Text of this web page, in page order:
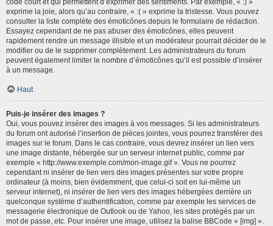
exprime la joie, alors qu’au contraire, « :( » exprime la tristesse. Vous pouvez
consulter la liste complète des émoticônes depuis le formulaire de rédaction.
Essayez cependant de ne pas abuser des émoticônes, elles peuvent
rapidement rendre un message illisible et un modérateur pourrait décider de le
modifier ou de le supprimer complètement. Les administrateurs du forum
peuvent également limiter le nombre d’émoticônes qu’il est possible d’insérer
à un message.
Haut
Puis-je insérer des images ?
Oui, vous pouvez insérer des images à vos messages. Si les administrateurs
du forum ont autorisé l’insertion de pièces jointes, vous pourrez transférer des
images sur le forum. Dans le cas contraire, vous devrez insérer un lien vers
une image distante, hébergée sur un serveur internet public, comme par
exemple « http://www.exemple.com/mon-image.gif ». Vous ne pourrez
cependant ni insérer de lien vers des images présentes sur votre propre
ordinateur (à moins, bien évidemment, que celui-ci soit en lui-même un
serveur internet), ni insérer de lien vers des images hébergées derrière un
quelconque système d’authentification, comme par exemple les services de
messagerie électronique de Outlook ou de Yahoo, les sites protégés par un
mot de passe, etc. Pour insérer une image, utilisez la balise BBCode « [img] ».